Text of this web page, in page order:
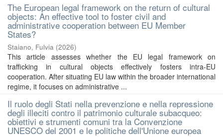
The European legal framework on the return of cultural
objects: An effective tool to foster civil and
administrative cooperation between EU Member
States?
Staiano, Fulvia (2026)
This article assesses whether the EU legal framework on
trafficking in cultural objects effectively fosters intra-EU
cooperation. After situating EU law within the broader international
regime, it focuses on administrative ...
Il ruolo degli Stati nella prevenzione e nella repressione
degli illeciti contro il patrimonio culturale subacqueo:
obiettivi e strumenti comuni tra la Convenzione
UNESCO del 2001 e le politiche dell'Unione europea